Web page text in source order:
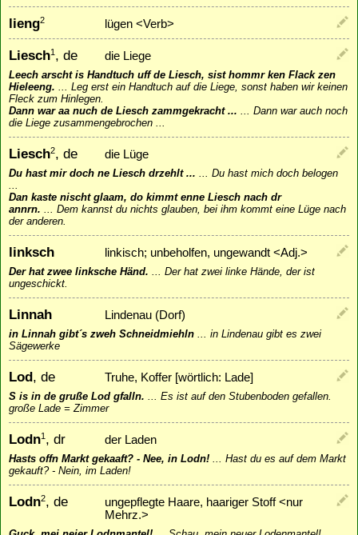
lieng2 lügen <Verb>
Liesch1, de die Liege
Leech arscht is Handtuch uff de Liesch, sist hommr ken Flack zen
Hieleeng. ... Leg erst ein Handtuch auf die Liege, sonst haben wir keinen
Fleck zum Hinlegen.
Dann war aa nuch de Liesch zammgekracht ... ... Dann war auch noch
die Liege zusammengebrochen ...
Liesch2, de die Lüge
Du hast mir doch ne Liesch drzehlt ... ... Du hast mich doch belogen
...
Dan kaste nischt glaam, do kimmt enne Liesch nach dr
annrn. ... Dem kannst du nichts glauben, bei ihm kommt eine Lüge nach
der anderen.
linksch linkisch; unbeholfen, ungewandt <Adj.>
Der hat zwee linksche Händ. ... Der hat zwei linke Hände, der ist
ungeschickt.
Linnah Lindenau (Dorf)
in Linnah gibt´s zweh Schneidmiehln ... in Lindenau gibt es zwei
Sägewerke
Lod, de Truhe, Koffer [wörtlich: Lade]
S is in de gruße Lod gfalln. ... Es ist auf den Stubenboden gefallen.
große Lade = Zimmer
Lodn1, dr der Laden
Hasts offn Markt gekaaft? - Nee, in Lodn! ... Hast du es auf dem Markt
gekauft? - Nein, im Laden!
Lodn2, de
ungepflegte Haare, haariger Stoff <nur
Mehrz.>